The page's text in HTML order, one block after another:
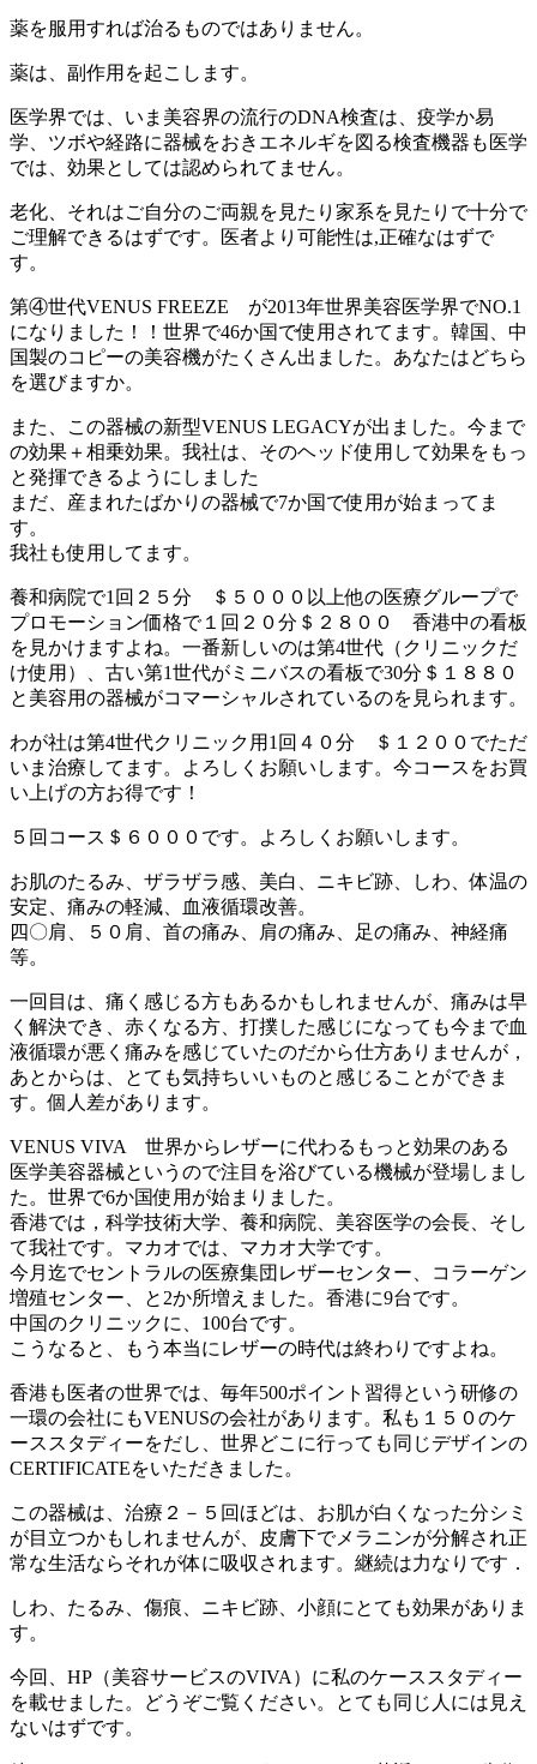
薬を服用すれば治るものではありません。
薬は、副作用を起こします。
医学界では、いま美容界の流行のDNA検査は、疫学か易
学、ツボや経路に器械をおきエネルギを図る検査機器も医学
では、効果としては認められてません。
老化、それはご自分のご両親を見たり家系を見たりで十分で
ご理解できるはずです。医者より可能性は,正確なはずで
す。
第④世代VENUS FREEZE が2013年世界美容医学界でNO.1
になりました！！世界で46か国で使用されてます。韓国、中
国製のコピーの美容機がたくさん出ました。あなたはどちら
を選びますか。
また、この器械の新型VENUS LEGACYが出ました。今まで
の効果＋相乗効果。我社は、そのヘッド使用して効果をもっ
と発揮できるようにしました
まだ、産まれたばかりの器械で7か国で使用が始まってま
す。
我社も使用してます。
養和病院で1回２５分 ＄５０００以上他の医療グループで
プロモーション価格で１回２０分＄２８００ 香港中の看板
を見かけますよね。一番新しいのは第4世代（クリニックだ
け使用）、古い第1世代がミニバスの看板で30分＄１８８０
と美容用の器械がコマーシャルされているのを見られます。
わが社は第4世代クリニック用1回４０分 ＄１２００でただ
いま治療してます。よろしくお願いします。今コースをお買
い上げの方お得です！
５回コース＄６０００です。よろしくお願いします。
お肌のたるみ、ザラザラ感、美白、ニキビ跡、しわ、体温の
安定、痛みの軽減、血液循環改善。
四〇肩、５０肩、首の痛み、肩の痛み、足の痛み、神経痛
等。
一回目は、痛く感じる方もあるかもしれませんが、痛みは早
く解決でき、赤くなる方、打撲した感じになっても今まで血
液循環が悪く痛みを感じていたのだから仕方ありませんが，
あとからは、とても気持ちいいものと感じることができま
す。個人差があります。
VENUS VIVA 世界からレザーに代わるもっと効果のある
医学美容器械というので注目を浴びている機械が登場しまし
た。世界で6か国使用が始まりました。
香港では，科学技術大学、養和病院、美容医学の会長、そし
て我社です。マカオでは、マカオ大学です。
今月迄でセントラルの医療集団レザーセンター、コラーゲン
増殖センター、と2か所増えました。香港に9台です。
中国のクリニックに、100台です。
こうなると、もう本当にレザーの時代は終わりですよね。
香港も医者の世界では、毎年500ポイント習得という研修の
一環の会社にもVENUSの会社があります。私も１５０のケ
ーススタディーをだし、世界どこに行っても同じデザインの
CERTIFICATEをいただきました。
この器械は、治療２－５回ほどは、お肌が白くなった分シミ
が目立つかもしれませんが、皮膚下でメラニンが分解され正
常な生活ならそれが体に吸収されます。継続は力なりです．
しわ、たるみ、傷痕、ニキビ跡、小顔にとても効果がありま
す。
今回、HP（美容サービスのVIVA）に私のケーススタディー
を載せました。どうぞご覧ください。とても同じ人には見え
ないはずです。